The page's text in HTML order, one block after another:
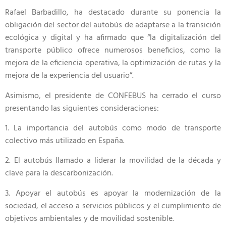
Rafael Barbadillo, ha destacado durante su ponencia la
obligación del sector del autobús de adaptarse a la transición
ecológica y digital y ha afirmado que “la digitalización del
transporte público ofrece numerosos beneficios, como la
mejora de la eficiencia operativa, la optimización de rutas y la
mejora de la experiencia del usuario”.
Asimismo, el presidente de CONFEBUS ha cerrado el curso
presentando las siguientes consideraciones:
1. La importancia del autobús como modo de transporte
colectivo más utilizado en España.
2. El autobús llamado a liderar la movilidad de la década y
clave para la descarbonización.
3. Apoyar el autobús es apoyar la modernización de la
sociedad, el acceso a servicios públicos y el cumplimiento de
objetivos ambientales y de movilidad sostenible.